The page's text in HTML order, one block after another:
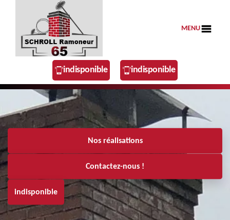
MENU
indisponible indisponible
Nos réalisations
Contactez-nous !
indisponible